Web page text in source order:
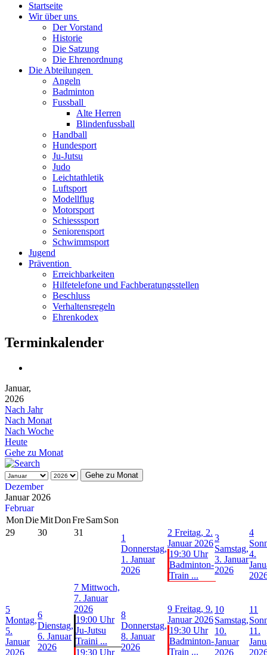
Startseite
Wir über uns
Der Vorstand
Historie
Die Satzung
Die Ehrenordnung
Die Abteilungen
Angeln
Badminton
Fussball
Alte Herren
Blindenfussball
Handball
Hundesport
Ju-Jutsu
Judo
Leichtathletik
Luftsport
Modellflug
Motorsport
Schiesssport
Seniorensport
Schwimmsport
Jugend
Prävention
Erreichbarkeiten
Hilfetelefone und Fachberatungsstellen
Beschluss
Verhaltensregeln
Ehrenkodex
Terminkalender
Januar,
2026
Nach Jahr
Nach Monat
Nach Woche
Heute
Gehe zu Monat
Gehe zu Monat
Dezember
Januar 2026
Februar
MonDieMitDonFreSamSon
29
30 31
1
Donnerstag,
1. Januar
2026
2 Freitag, 2.
Januar 2026
19:30 Uhr
Badminton-
Train ...
3
Samstag,
3. Januar
2026
4
4.
5
Montag,
5.
Januar
2026
6
Dienstag,
6. Januar
2026
7 Mittwoch,
7. Januar
2026
19:00 Uhr
Ju-Jutsu
Traini ...
19:30 Uhr
8
Donnerstag,
8. Januar
2026
9 Freitag, 9.
Januar 2026
19:30 Uhr
Badminton-
Train ...
10
Samstag,
10.
Januar
2026
11
11.